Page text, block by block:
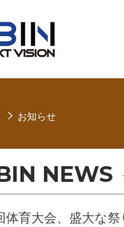
お知らせ
NEWS
体育大会、盛大な祭